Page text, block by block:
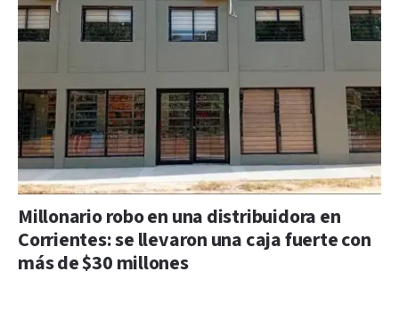
Millonario robo en una distribuidora en
Corrientes: se llevaron una caja fuerte con
más de $30 millones